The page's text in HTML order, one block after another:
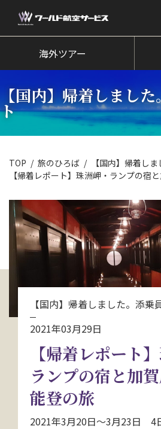
海外ツアー
クルーズツアー
ツアー催行状況
旅のひろば
イベント
新着情報
会社情報
お問い
電話にてお
海外ツアー
【国内】帰着しまし
ト
TOP 旅のひろば
【国内】帰着し
【帰着レポート】珠洲岬・ランプの宿
【国内】帰着しました。添乗
2021年03月29日
【帰着レポート
ランプの宿と加
能登の旅
2021年3月20日～3月23日